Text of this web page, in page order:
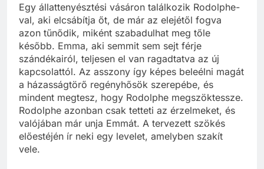
Egy állattenyésztési vásáron találkozik Rodolphe-
val, aki elcsábítja őt, de már az elejétől fogva
azon tűnődik, miként szabadulhat meg tőle
később. Emma, aki semmit sem sejt férje
szándékairól, teljesen el van ragadtatva az új
kapcsolattól. Az asszony így képes beleélni magát
a házasságtörő regényhősök szerepébe, és
mindent megtesz, hogy Rodolphe megszöktessze.
Rodolphe azonban csak tetteti az érzelmeket, és
valójában már unja Emmát. A tervezett szökés
előestéjén ír neki egy levelet, amelyben szakít
vele.